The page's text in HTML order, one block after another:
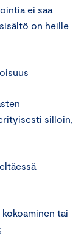
ei saa
on heille
silloin,
tai